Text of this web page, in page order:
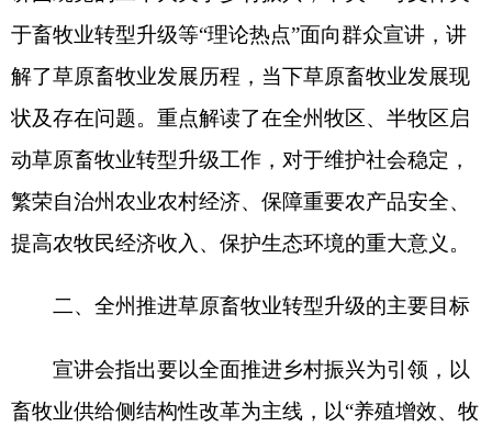
民增收、草原增绿”为目标，坚持草畜配套、绿色发
展，加快提升草原畜牧业规模化、标准化、品牌
化、信息化发展水平，全面推进三产融合，引领全
州草原畜牧业全面转型升级，实现高质量发展。计
划到2030年，全州草原畜牧业绿色、高效、智能发
肉基本自给；畜牧养殖机械化率提高10%；生畜出
栏率提高10%；生畜个体产肉性能提高15%；规模
质量安全可追溯覆盖面提高20%；天然草原综合植
被盖度提升1%，产草量提升3%-5%。